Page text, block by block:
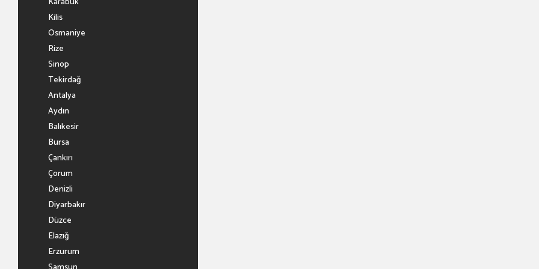
Kilis
Osmaniye
Rize
Sinop
Tekirdağ
Antalya
Aydın
Balıkesir
Bursa
Çankırı
Çorum
Denizli
Diyarbakır
Düzce
Elazığ
Erzurum